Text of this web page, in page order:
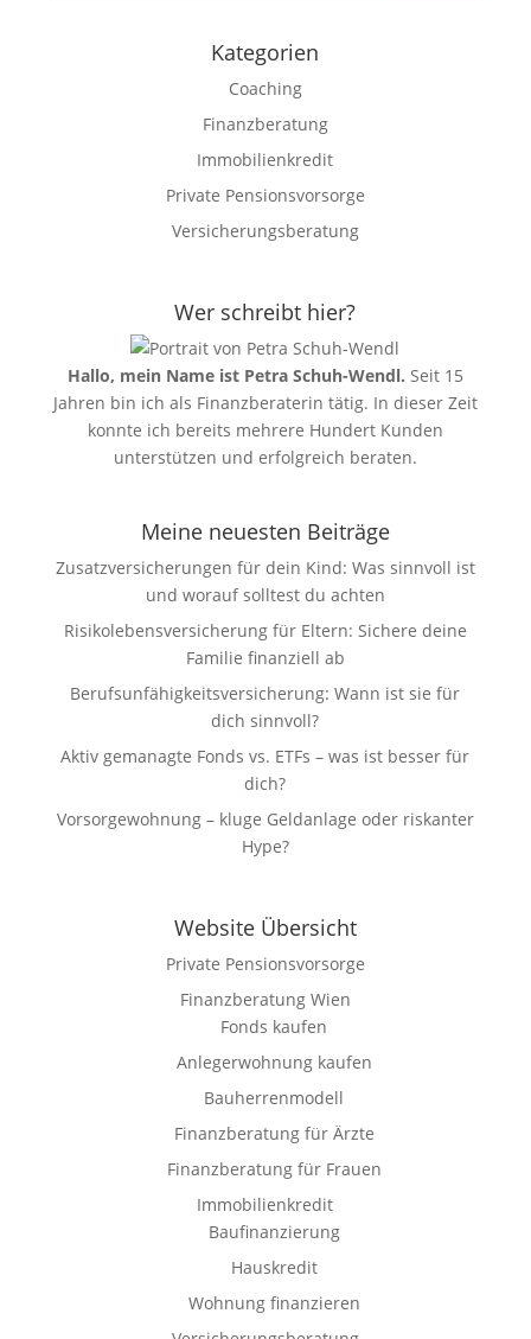
Kategorien
Coaching
Finanzberatung
Immobilienkredit
Private Pensionsvorsorge
Versicherungsberatung
Wer schreibt hier?
Hallo, mein Name ist Petra Schuh-Wendl. Seit 15
Jahren bin ich als Finanzberaterin tätig. In dieser Zeit
konnte ich bereits mehrere Hundert Kunden
unterstützen und erfolgreich beraten.
Meine neuesten Beiträge
Zusatzversicherungen für dein Kind: Was sinnvoll ist
und worauf solltest du achten
Risikolebensversicherung für Eltern: Sichere deine
Familie finanziell ab
Berufsunfähigkeitsversicherung: Wann ist sie für
dich sinnvoll?
Aktiv gemanagte Fonds vs. ETFs – was ist besser für
dich?
Vorsorgewohnung – kluge Geldanlage oder riskanter
Hype?
Website Übersicht
Private Pensionsvorsorge
Finanzberatung Wien
Fonds kaufen
Anlegerwohnung kaufen
Bauherrenmodell
Finanzberatung für Ärzte
Finanzberatung für Frauen
Immobilienkredit
Baufinanzierung
Hauskredit
Wohnung finanzieren